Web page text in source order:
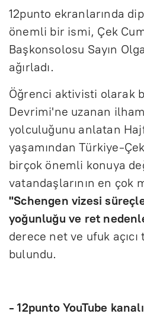
12punto ekranlarında
önemli bir ismi, Çek
Başkonsolosu Sayın
ağırladı.
Öğrenci aktivisti olarak
Devrimi'ne uzanan
yolculuğunu anlatan
yaşamından Türkiye-
birçok önemli konuya
vatandaşlarının en çok
"Schengen vizesi
yoğunluğu ve ret
derece net ve ufuk
bulundu.
- 12punto YouTube